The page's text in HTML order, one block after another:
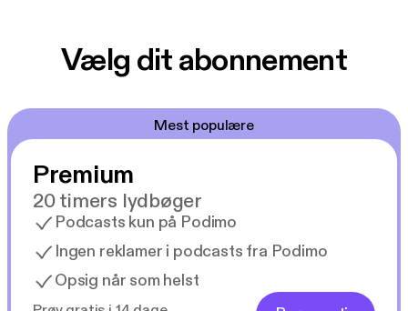
Vælg dit abonnement
Mest populære
Premium
20 timers lydbøger
Podcasts kun på Podimo
Ingen reklamer i podcasts fra Podimo
Opsig når som helst